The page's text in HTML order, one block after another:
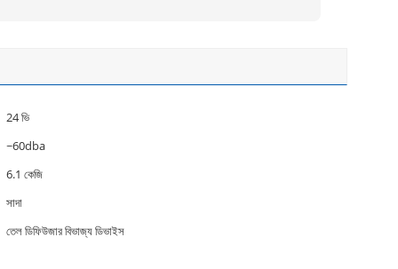
24 ভি
~60dba
6.1 কেজি
সাদা
তেল ডিফিউজার বিভাজ্য ডিভাইস